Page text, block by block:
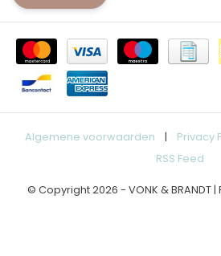
Algemene voorwaarden | Privacy
RSS Feed
© Copyright 2026 - VONK & BRANDT |